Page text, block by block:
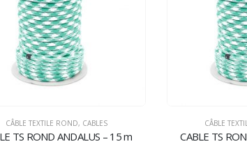
CÂBLE TEXTILE ROND, CABLES
TS ROND ANDALUS – 15 m
CÂBLE
CABLE TS